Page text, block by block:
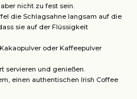
nicht zu fest sein.
die Schlagsahne langsam auf die
sie auf der Flüssigkeit
oder Kaffeepulver
servieren und genießen.
einen authentischen Irish Coffee